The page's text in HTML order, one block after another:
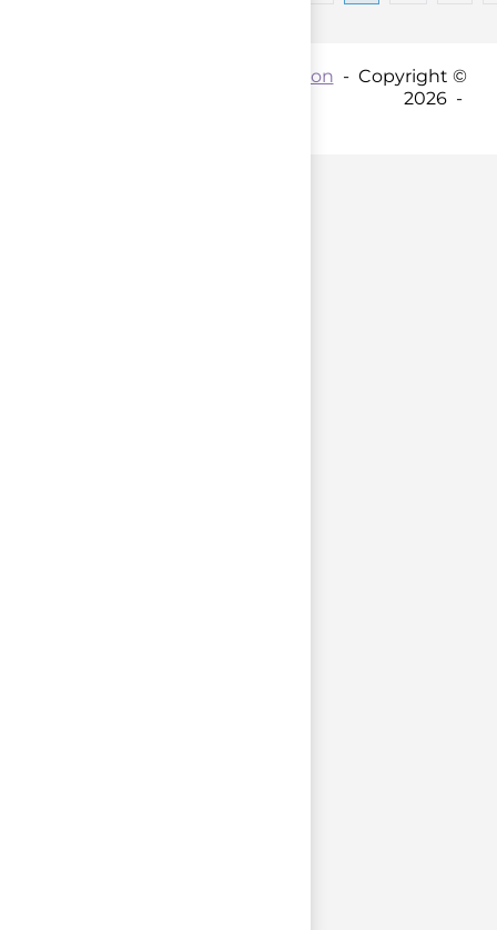
Coordination - Copyright ©
2026 -